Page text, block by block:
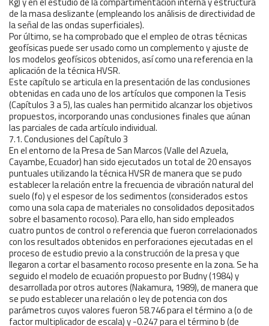
de la masa deslizante (empleando los análisis de directividad de
la señal de las ondas superficiales).
Por último, se ha comprobado que el empleo de otras técnicas
geofísicas puede ser usado como un complemento y ajuste de
los modelos geofísicos obtenidos, así como una referencia en la
aplicación de la técnica HVSR.
Este capítulo se articula en la presentación de las conclusiones
obtenidas en cada uno de los artículos que componen la Tesis
(Capítulos 3 a 5), las cuales han permitido alcanzar los objetivos
propuestos, incorporando unas conclusiones finales que aúnan
las parciales de cada artículo individual.
7.1. Conclusiones del Capítulo 3
En el entorno de la Presa de San Marcos (Valle del Azuela,
Cayambe, Ecuador) han sido ejecutados un total de 20 ensayos
puntuales utilizando la técnica HVSR de manera que se pudo
establecer la relación entre la frecuencia de vibración natural del
suelo (fo) y el espesor de los sedimentos (considerados estos
como una sola capa de materiales no consolidados depositados
sobre el basamento rocoso). Para ello, han sido empleados
cuatro puntos de control o referencia que fueron correlacionados
con los resultados obtenidos en perforaciones ejecutadas en el
proceso de estudio previo a la construcción de la presa y que
llegaron a cortar el basamento rocoso presente en la zona. Se ha
seguido el modelo de ecuación propuesto por Budny (1984) y
desarrollada por otros autores (Nakamura, 1989), de manera que
se pudo establecer una relación o ley de potencia con dos
parámetros cuyos valores fueron 58.746 para el término a (o de
factor multiplicador de escala) y -0.247 para el término b (de